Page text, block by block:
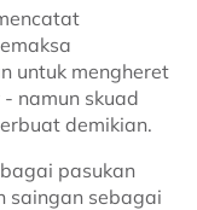
untuk mengheret
namun skuad
demikian.
pasukan
saingan sebagai